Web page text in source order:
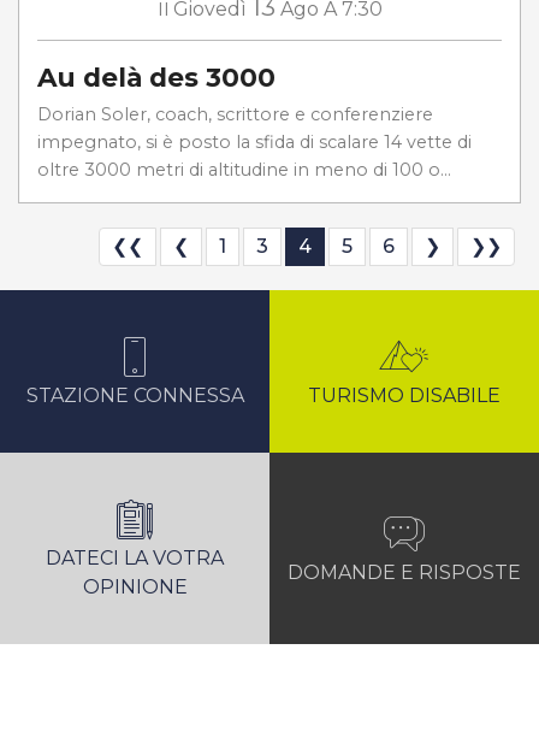
Il Giovedì 13 Ago A 7:30
Au delà des 3000
Dorian Soler, coach, scrittore e conferenziere
impegnato, si è posto la sfida di scalare 14 vette di
oltre 3000 metri di altitudine in meno di 100 o...
❮❮ ❮ 1 3 4 5 6 ❯ ❯❯
STAZIONE CONNESSA TURISMO DISABILE
DATECI LA VOTRA
OPINIONE
DOMANDE E RISPOSTE